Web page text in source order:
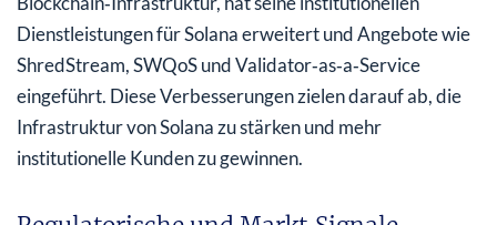
Dienstleistungen für Solana erweitert und Angebote wie
ShredStream, SWQoS und Validator‑as‑a‑Service
eingeführt. Diese Verbesserungen zielen darauf ab, die
Infrastruktur von Solana zu stärken und mehr
institutionelle Kunden zu gewinnen.